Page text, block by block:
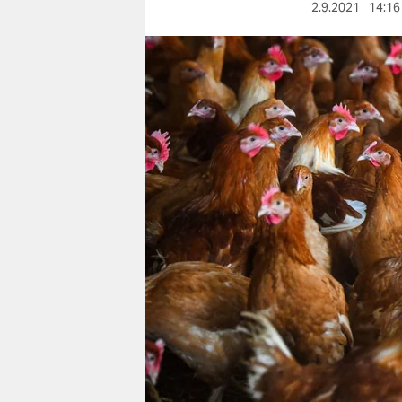
nord
wahrheit
verlag
verlag
veranstaltungen
shop
fragen & hilfe
unterstützen
abo
genossenschaft
2.9.2021